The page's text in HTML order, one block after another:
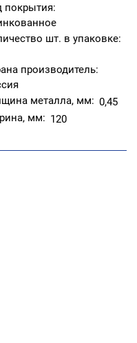
покрытия:
шт. в упаковке:
производитель:
металла, мм: 0,45
мм: 120